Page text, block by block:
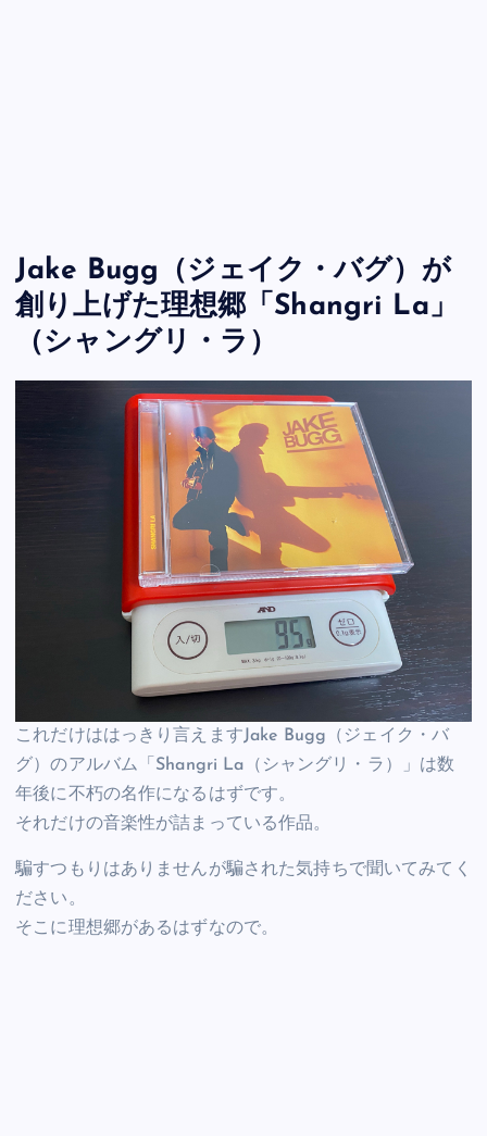
Jake Bugg（ジェイク・バグ）が
創り上げた理想郷「Shangri La」
（シャングリ・ラ）
これだけははっきり言えますJake Bugg（ジェイク・バ
グ）のアルバム「Shangri La（シャングリ・ラ）」は数
年後に不朽の名作になるはずです。
それだけの音楽性が詰まっている作品。
騙すつもりはありませんが騙された気持ちで聞いてみてく
ださい。
そこに理想郷があるはずなので。